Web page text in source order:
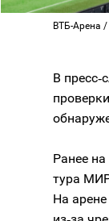
ВТБ-Арена
В
Ранее
тура
На